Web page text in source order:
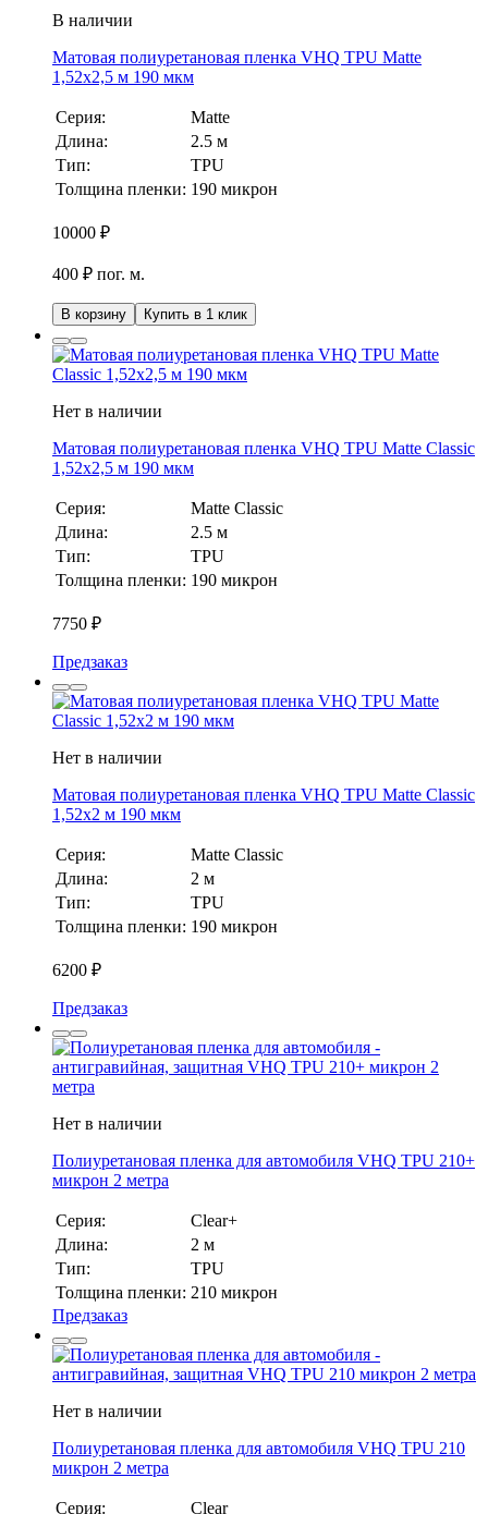
В наличии
Матовая полиуретановая пленка VHQ TPU Matte
1,52х2,5 м 190 мкм
Серия:
Matte
Длина:
2.5 м
Тип:
TPU
Толщина пленки: 190 микрон
10000 ₽
400 ₽ пог. м.
В корзину Купить в 1 клик
Нет в наличии
Матовая полиуретановая пленка VHQ TPU Matte Classic
1,52х2,5 м 190 мкм
Серия:
Matte Classic
Длина:
2.5 м
Тип:
TPU
Толщина пленки: 190 микрон
7750 ₽
Предзаказ
Нет в наличии
Матовая полиуретановая пленка VHQ TPU Matte Classic
1,52х2 м 190 мкм
Серия:
Matte Classic
Длина:
2 м
Тип:
TPU
Толщина пленки: 190 микрон
6200 ₽
Предзаказ
Нет в наличии
Полиуретановая пленка для автомобиля VHQ TPU 210+
микрон 2 метра
Серия:
Clear+
Длина:
2 м
Тип:
TPU
Толщина пленки: 210 микрон
Предзаказ
Нет в наличии
Полиуретановая пленка для автомобиля VHQ TPU 210
микрон 2 метра
Серия:
Clear